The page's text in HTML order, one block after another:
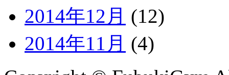
2014年12月 (12)
2014年11月 (4)